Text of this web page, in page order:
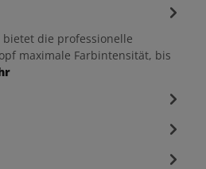
die professionelle
maximale Farbintensität, bis